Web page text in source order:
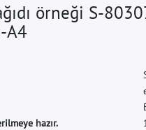
örneği S-
A4
hazır.